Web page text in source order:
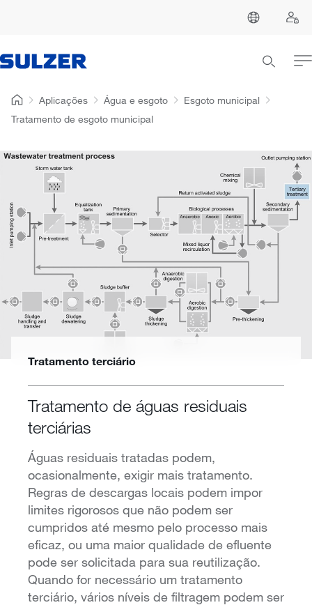
Aplicações Água e esgoto
Esgoto municipal
Tratamento de esgoto municipal
Tratamento terciário
Tratamento de águas residuais
terciárias
Águas residuais tratadas podem,
ocasionalmente, exigir mais tratamento.
Regras de descargas locais podem impor
limites rigorosos que não podem ser
cumpridos até mesmo pelo processo mais
eficaz, ou uma maior qualidade de efluente
pode ser solicitada para sua reutilização.
Quando for necessário um tratamento
terciário, vários níveis de filtragem podem ser